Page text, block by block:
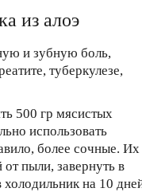
из алоэ
и зубную боль,
туберкулезе,
500 гр мясистых
использовать
более сочные. Их
пыли, завернуть в
на 10